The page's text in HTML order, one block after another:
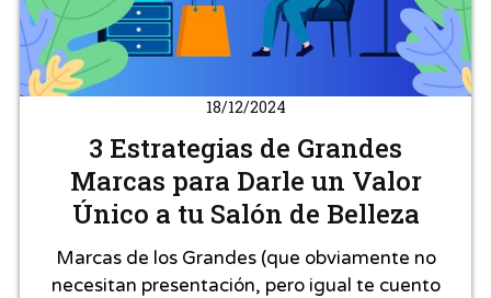
18/12/2024
3 Estrategias de Grandes
Marcas para Darle un Valor
Único a tu Salón de Belleza
Marcas de los Grandes (que obviamente no
necesitan presentación, pero igual te cuento